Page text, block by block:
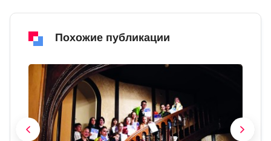
Похожие публикации